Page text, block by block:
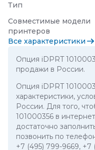
Тип
Совместимые модели
принтеров
Все характеристики
Опция iDPRT
продажи в России.
Опция iDPRT
характеристики,
России. Для того,
101000356 в
достаточно
позвонить по
+7 (495) 799-9669, +7